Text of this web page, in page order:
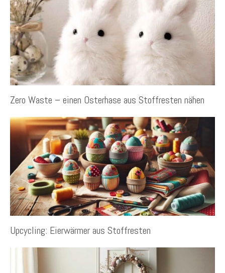
Zero Waste – einen Osterhase aus Stoffresten nähen
Upcycling: Eierwärmer aus Stoffresten